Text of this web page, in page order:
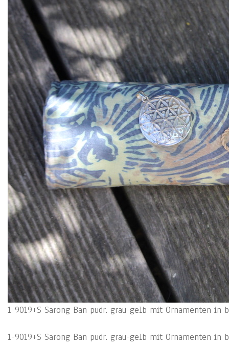
1-9019+S Sarong Ban pudr. grau-gelb mit Ornamenten in
1-9019+S Sarong Ban pudr. grau-gelb mit Ornamenten in